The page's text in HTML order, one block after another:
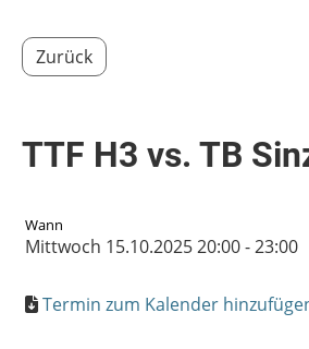
Zurück
TTF H3 vs. TB
Wann
Mittwoch 15.10.2025 20:00 - 23:00
Termin zum Kalender